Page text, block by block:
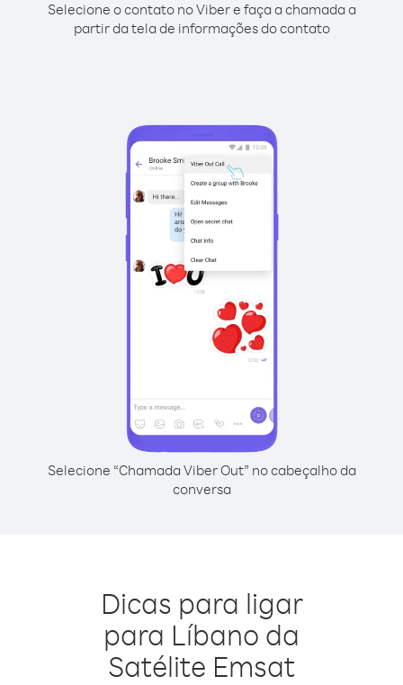
Selecione o contato no Viber e faça a chamada a
partir da tela de informações do contato
Selecione “Chamada Viber Out” no cabeçalho da
conversa
Dicas para ligar
para Líbano da
Satélite Emsat